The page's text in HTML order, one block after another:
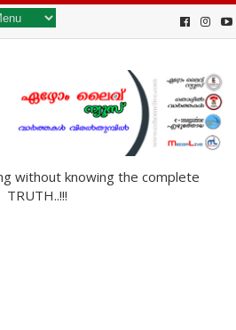
without knowing the complete
TRUTH..!!!